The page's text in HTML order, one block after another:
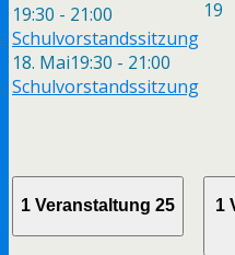
19:30 - 21:00
Schulvorstandssitzung
18. Mai19:30 - 21:00
Schulvorstandssitzung
19
1 Veranstaltung 25
1